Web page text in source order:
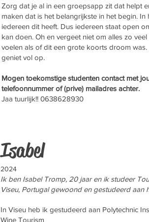
Zorg dat je al in een groepsapp zit dat helpt
maken dat is het belangrijkste in het begin.
iedereen dit heeft. Dus iedereen staat open
kan doen. Oh en vergeet niet om alles zo
voelen als of dit een grote koorts droom
geniet vol op.
Mogen toekomstige studenten contact met
telefoonnummer of (prive) mailadres achter.
Jaa tuurlijk!! 0638628930
Isabel
2024
Ik ben Isabel Tromp, 20 jaar en ik studeer
Viseu, Portugal gewoond en gestudeerd aan
In Viseu heb ik gestudeerd aan Polytechnic
Wine Tourism